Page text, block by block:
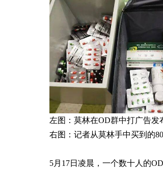
左图：莫林在OD群中打广告
右图：记者从莫林手中买到的
5月17日凌晨，一个数十人的